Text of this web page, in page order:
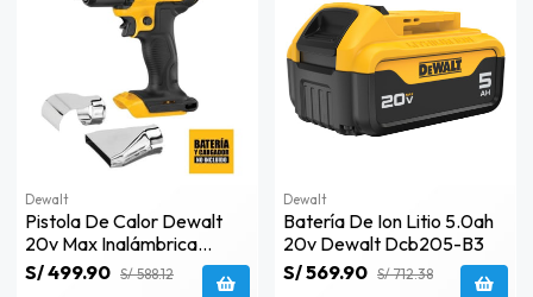
Dewalt
Pistola De Calor Dewalt
20v Max Inalámbrica
(baretool) - Dce530b
S/ 499.90 S/ 588.12
Dewalt
Batería De Ion Litio 5.0ah
20v Dewalt Dcb205-B3
S/ 569.90 S/ 712.38